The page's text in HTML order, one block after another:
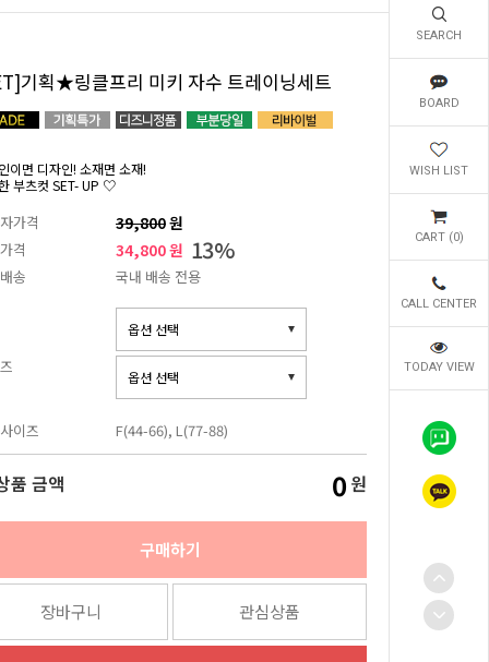
SEARCH
BOARD
WISH LIST
CART (0)
CALL CENTER
TODAY VIEW
기획★링클프리 미키 자수 트레이닝세트
이면 디자인! 소재면 소재!
부츠컷 SET- UP ♡
가격 39,800원
격 34,800 원 13%
송 국내 배송 전용
이즈 F(44-66), L(77-88)
품 금액 0 원
구매하기
장바구니 관심상품